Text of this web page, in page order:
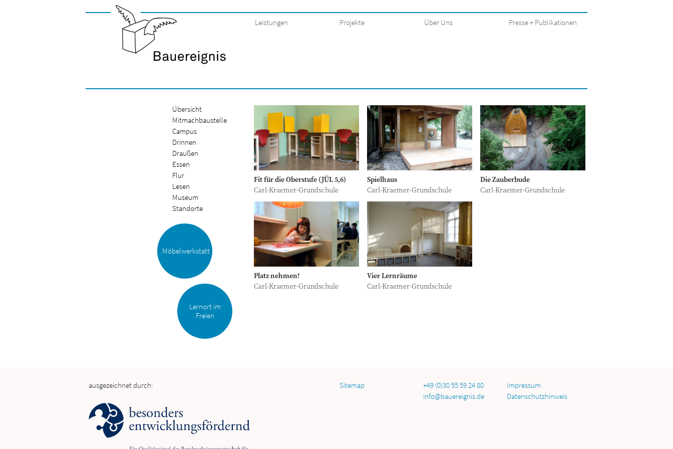
Leistungen Projekte Über Uns Presse + Publikationen
Übersicht
Mitmachbaustelle
Campus
Drinnen
Draußen
Essen
Flur
Lesen
Museum
Standorte
Möbelwerkstatt
Lernort im
Freien
Fit für die Oberstufe (JÜL 5,6)
Carl-Kraemer-Grundschule
Spielhaus
Carl-Kraemer-Grundschule
Die Zauberbude
Carl-Kraemer-Grundschule
Platz nehmen!
Carl-Kraemer-Grundschule
Vier Lernräume
Carl-Kraemer-Grundschule
ausgezeichnet durch: Sitemap
+49 (0)30 55 59 24 80
info@bauereignis.de
Impressum
Datenschutzhinweis